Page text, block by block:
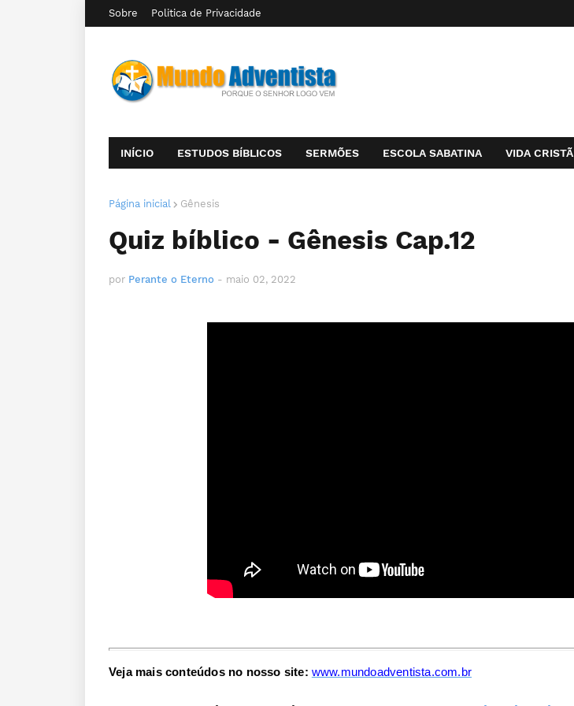
Sobre Politica de Privacidade
INÍCIO ESTUDOS BÍBLICOS SERMÕES ESCOLA SABATINA VIDA CRISTÃ
Página inicial Gênesis
Quiz bíblico - Gênesis Cap.12
por Perante o Eterno - maio 02, 2022
Veja mais conteúdos no nosso site: www.mundoadventista.com.br